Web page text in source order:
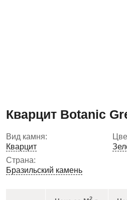
Кварцит Botanic
Вид камня:
Кварцит
Страна:
Бразильский камень
2